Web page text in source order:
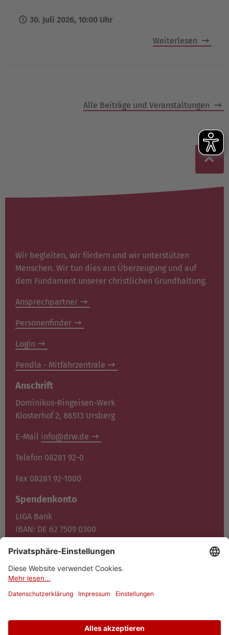
30. Juli 2026, 10:00 Uhr
Weiterlesen
Alle Beiträge und Veranstaltungen
Wir begleiten, wir fördern und wir unterstützen
Menschen. Wir tun dies aus Überzeugung und auf
dem Fundament unserer christlichen Grundhaltung.
Ansprechpartner
Personenfinder
Login
Pendla - Mitfahrzentrale
Anschrift
Dominikus-Ringeisen-Werk
Klosterhof 2, 86513 Ursberg
E-Mail info@drw.de
Telefon 08281 92-0
Fax 08281 92-1000
Spendenkonto
LIGA Bank
IBAN: DE 62 7509 0300
BIC: GENO DE F1M05
Jetzt spenden
Cookies Barrierefreiheit